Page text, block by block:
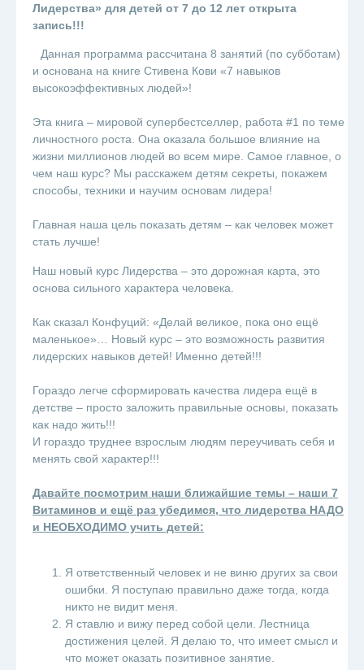
Лидерства» для детей от 7 до 12 лет открыта
запись!!!
⠀Данная программа рассчитана 8 занятий (по субботам)
и основана на книге Стивена Кови «7 навыков
высокоэффективных людей»!
Эта книга – мировой супербестселлер, работа #1 по теме
личностного роста. Она оказала большое влияние на
жизни миллионов людей во всем мире. Самое главное, о
чем наш курс? Мы расскажем детям секреты, покажем
способы, техники и научим основам лидера!
Главная наша цель показать детям – как человек может
стать лучше!
Наш новый курс Лидерства – это дорожная карта, это
основа сильного характера человека.
Как сказал Конфуций: «Делай великое, пока оно ещё
маленькое»… Новый курс – это возможность развития
лидерских навыков детей! Именно детей!!!
Гораздо легче сформировать качества лидера ещё в
детстве – просто заложить правильные основы, показать
как надо жить!!!
И гораздо труднее взрослым людям переучивать себя и
менять свой характер!!!
Давайте посмотрим наши ближайшие темы – наши 7
Витаминов и ещё раз убедимся, что лидерства НАДО
и НЕОБХОДИМО учить детей:
Я ответственный человек и не виню других за свои
ошибки. Я поступаю правильно даже тогда, когда
никто не видит меня.
Я ставлю и вижу перед собой цели. Лестница
достижения целей. Я делаю то, что имеет смысл и
что может оказать позитивное занятие.